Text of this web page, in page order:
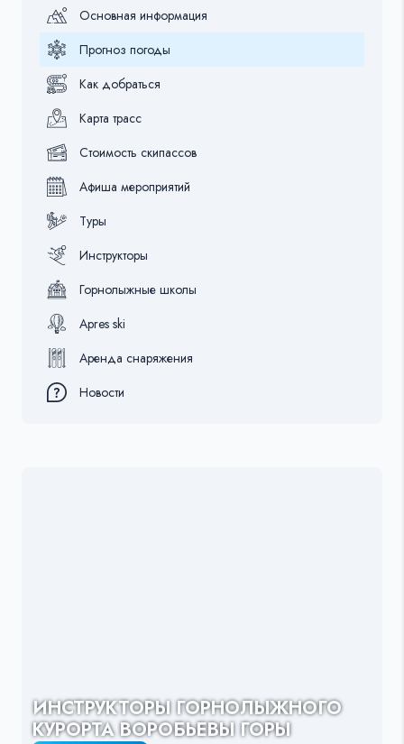
Основная информация
Прогноз погоды
Как добраться
Карта трасс
Стоимость скипассов
Афиша мероприятий
Туры
Инструкторы
Горнолыжные школы
Apres ski
Аренда снаряжения
Новости
ИНСТРУКТОРЫ ГОРНОЛЫЖНОГО
КУРОРТА ВОРОБЬЕВЫ ГОРЫ